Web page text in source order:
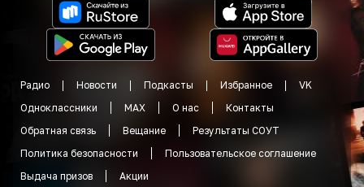
Радио Новости Подкасты Избранное
VK
Одноклассники
MAX О нас
Контакты
Обратная связь
Вещание
Результаты СОУТ
Политика безопасности
Пользовательское соглашение
Выдача призов
Акции